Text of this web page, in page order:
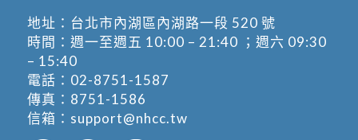
地址： 台北市內湖區內湖路一段 520 號
時間：週一至週五 10:00 – 21:40 ；週六 09:30
– 15:40
電話： 02-8751-1587
傳真：8751-1586
信箱： support@nhcc.tw